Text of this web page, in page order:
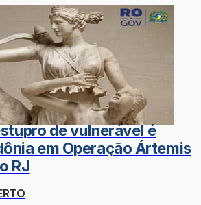
de vulnerável é
em Operação Ártemis
RJ